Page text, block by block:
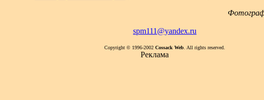
spm111@yandex.ru
Copyright © 1996-2002 Cossack Web . All rights reserved.
Реклама